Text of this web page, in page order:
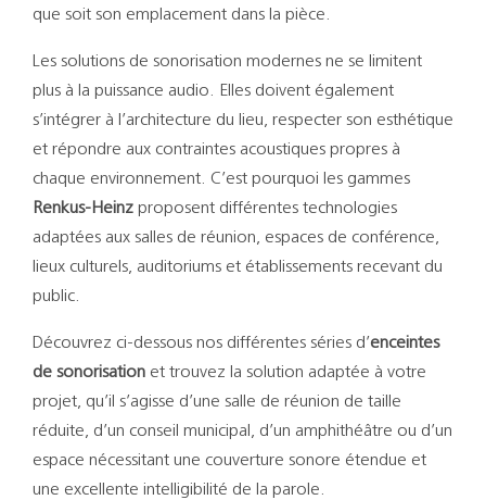
que soit son emplacement dans la pièce.
Les solutions de sonorisation modernes ne se limitent
plus à la puissance audio. Elles doivent également
s’intégrer à l’architecture du lieu, respecter son esthétique
et répondre aux contraintes acoustiques propres à
chaque environnement. C’est pourquoi les gammes
Renkus-Heinz proposent différentes technologies
adaptées aux salles de réunion, espaces de conférence,
lieux culturels, auditoriums et établissements recevant du
public.
Découvrez ci-dessous nos différentes séries d’enceintes
de sonorisation et trouvez la solution adaptée à votre
projet, qu’il s’agisse d’une salle de réunion de taille
réduite, d’un conseil municipal, d’un amphithéâtre ou d’un
espace nécessitant une couverture sonore étendue et
une excellente intelligibilité de la parole.